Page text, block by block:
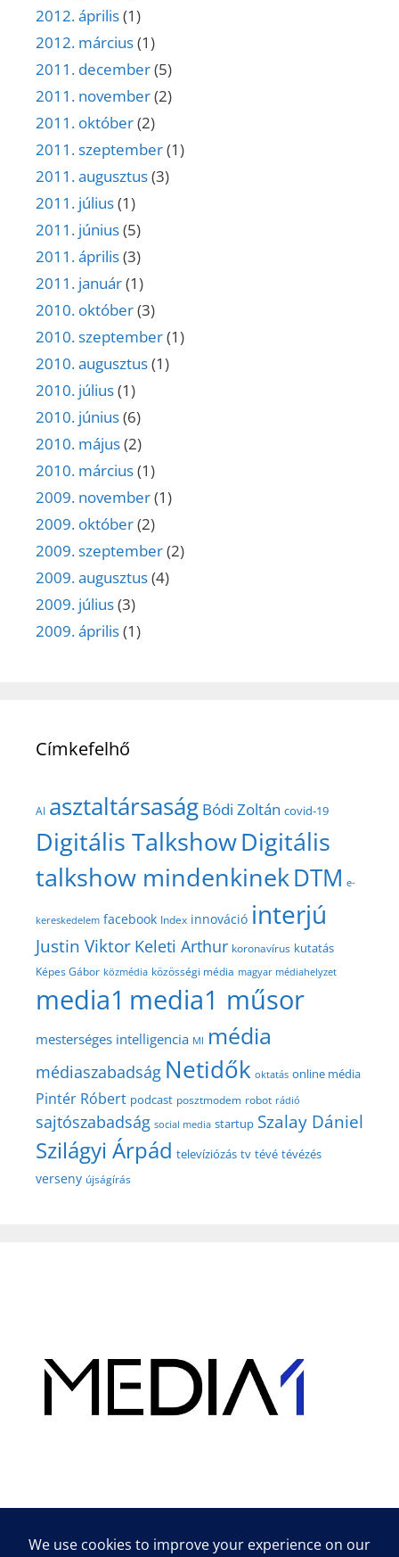
2012. április(1)
2012. március(1)
2011. december(5)
2011. november(2)
2011. október(2)
2011. szeptember(1)
2011. augusztus(3)
2011. július(1)
2011. június(5)
2011. április(3)
2011. január(1)
2010. október(3)
2010. szeptember(1)
2010. augusztus(1)
2010. július(1)
2010. június(6)
2010. május(2)
2010. március(1)
2009. november(1)
2009. október(2)
2009. szeptember(2)
2009. augusztus(4)
2009. július(3)
2009. április(1)
Címkefelhő
AI asztaltársaság Bódi Zoltán covid-19
Digitális TalkshowDigitális
talkshow mindenkinekDTM e-
kereskedelem facebook Index innováció interjú
Justin Viktor Keleti Arthur koronavírus kutatás
Képes Gábor közmédia közösségi média magyar médiahelyzet
media1 media1 műsor
mesterséges intelligencia MI média
médiaszabadság Netidők oktatás online média
Pintér Róbert podcast posztmodem robot rádió
sajtószabadság social media startup Szalay Dániel
Szilágyi Árpád televíziózás tv tévé tévézés
verseny újságírás